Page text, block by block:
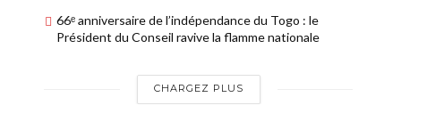
66ᵉ anniversaire de l’indépendance du Togo : le
Président du Conseil ravive la flamme nationale
CHARGEZ PLUS